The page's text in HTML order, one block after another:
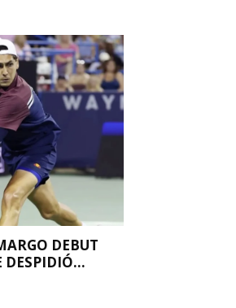
DEBUT
DESPIDIÓ...